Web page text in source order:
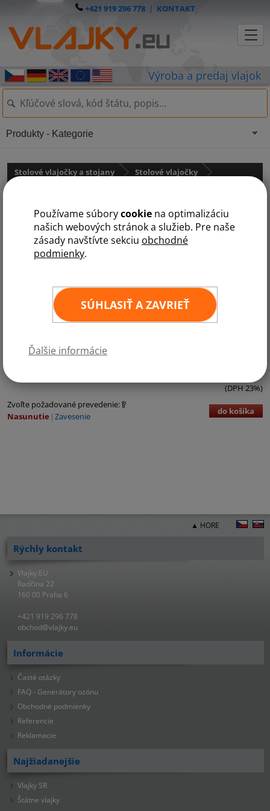
Používame súborycookie na optimalizáciu
našich webových stránok a služieb. Pre naše
zásady navštívte sekciu obchodné
podmienky.
SÚHLASIŤ A ZAVRIEŤ
Ďalšie informácie
+421 919 296 778| KONTAKT
Stolové vlajočky a stojany
Stolové vlajočky
Samoa
Kategórie:
(DPH 23%)
Zvoľte požadované prevedenie:
Nasunutie Zavesenie do košíka
Produkty - Kategorie
▲ HORE
Rýchly kontakt
Vlajky.EU
Radčina 22
160 00 Praha 6
+421 919 296 778
obchod@vlajky.eu
Informácie
Časté otázky
FAQ - Generátory ozónu
Obchodné podmienky
Referencie
Reklamacie
Najžiadanejšie
Vlajky SR
Štátne vlajky